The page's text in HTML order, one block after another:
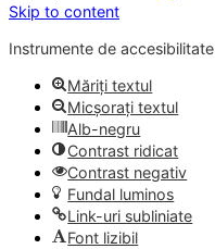
Skip to content
Instrumente de accesibilitate
Măriți textul
Micșorați textul
Alb-negru
Contrast ridicat
Contrast negativ
Fundal luminos
Link-uri subliniate
Font lizibil